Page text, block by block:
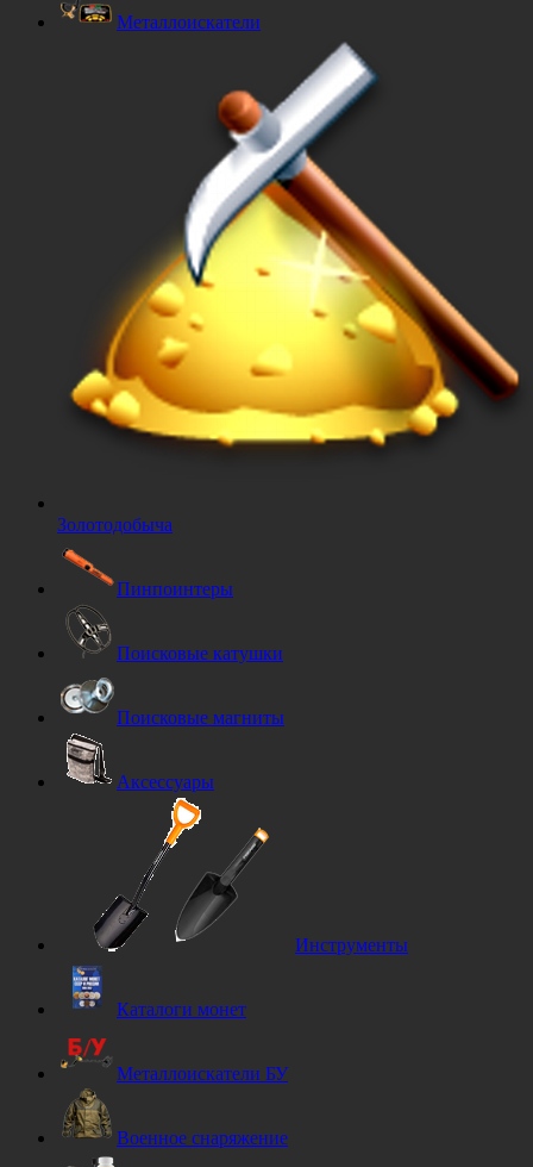
Металлоискатели
Золотодобыча
Пинпоинтеры
Поисковые катушки
Поисковые магниты
Аксессуары
Инструменты
Каталоги монет
Металлоискатели БУ
Военное снаряжение